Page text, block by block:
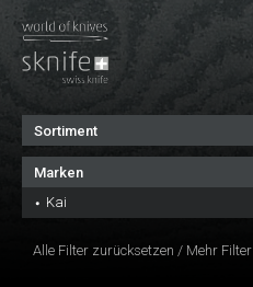
Sortiment
Marken
Kai
Alle Filter zurücksetzen / Mehr Filter